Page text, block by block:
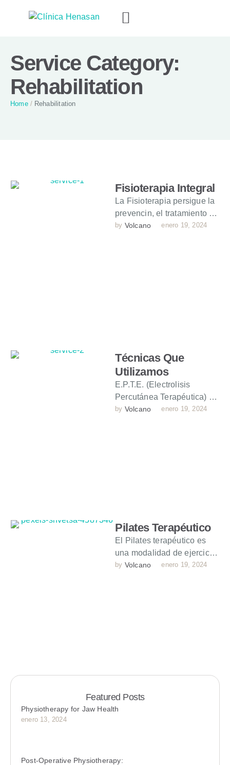
Service Category:
Rehabilitation
Home / Rehabilitation
Fisioterapia Integral
La Fisioterapia persigue la
prevencin, el tratamiento y
la recuperacin de patologas
by Volcano enero 19, 2024
Técnicas Que
Utilizamos
E.P.T.E. (Electrolisis
Percutánea Terapéutica) La
Electrólisis Percutánea
by Volcano enero 19, 2024
Pilates Terapéutico
El Pilates terapéutico es
una modalidad de ejercicio,
diseñada para abordar
by Volcano enero 19, 2024
Featured Posts
Physiotherapy for Jaw Health
enero 13, 2024
Post-Operative Physiotherapy: